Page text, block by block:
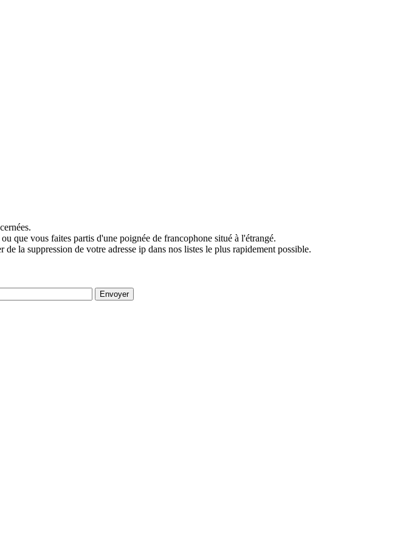
que vous faites partis d'une poignée de francophone situé à l'étrangé.
la suppression de votre adresse ip dans nos listes le plus rapidement possible.